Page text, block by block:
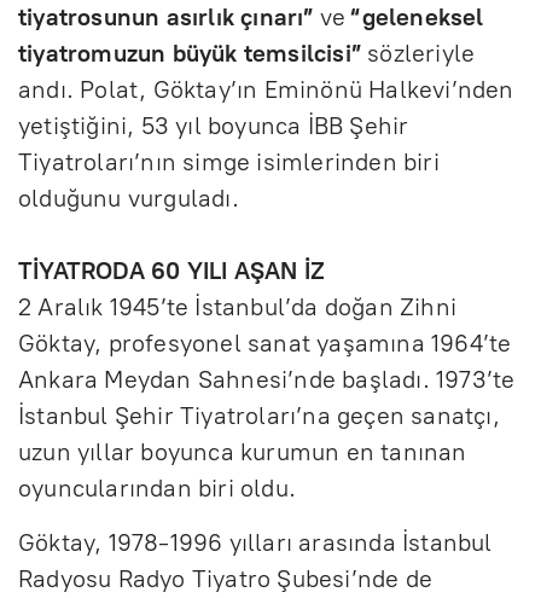
tiyatrosunun asırlık çınarı” ve“geleneksel
tiyatromuzun büyük temsilcisi” sözleriyle
andı. Polat, Göktay’ın Eminönü Halkevi’nden
yetiştiğini, 53 yıl boyunca İBB Şehir
Tiyatroları’nın simge isimlerinden biri
olduğunu vurguladı.
TİYATRODA 60 YILI AŞAN İZ
2 Aralık 1945’te İstanbul’da doğan Zihni
Göktay, profesyonel sanat yaşamına 1964’te
Ankara Meydan Sahnesi’nde başladı. 1973’te
İstanbul Şehir Tiyatroları’na geçen sanatçı,
uzun yıllar boyunca kurumun en tanınan
oyuncularından biri oldu.
Göktay, 1978-1996 yılları arasında İstanbul
Radyosu Radyo Tiyatro Şubesi’nde de